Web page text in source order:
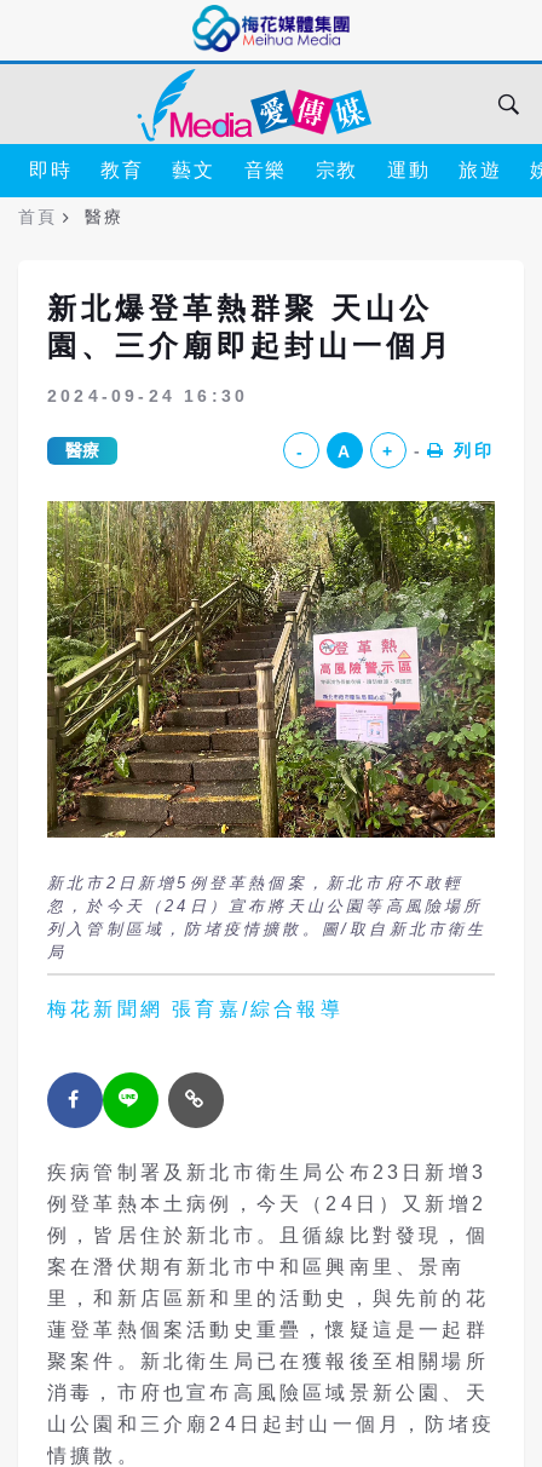
即時 教育 藝文 音樂 宗教 運動 旅遊
首頁 醫療
新北爆登革熱群聚 天山公
園、三介廟即起封山一個月
2024-09-24 16:30
醫療 - A + 列印
新北市2日新增5例登革熱個案，新北市府不敢輕
忽，於今天（24日）宣布將天山公園等高風險場所
列入管制區域，防堵疫情擴散。圖/取自新北市衛生
局
梅花新聞網 張育嘉/綜合報導
疾病管制署及新北市衛生局公布23日新增3
例登革熱本土病例，今天（24日）又新增2
例，皆居住於新北市。且循線比對發現，個
案在潛伏期有新北市中和區興南里、景南
里，和新店區新和里的活動史，與先前的花
蓮登革熱個案活動史重疊，懷疑這是一起群
聚案件。新北衛生局已在獲報後至相關場所
消毒，市府也宣布高風險區域景新公園、天
山公園和三介廟24日起封山一個月，防堵疫
情擴散。